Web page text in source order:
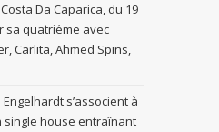
Da Caparica, du 19
sa quatriéme avec
Carlita, Ahmed Spins,
s’associent à
single house entraînant